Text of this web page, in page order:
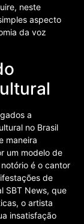
neste
aspecto
da voz
a
no Brasil
maneira
um modelo de
é o cantor
de
SBT News, que
o artista
insatisfação